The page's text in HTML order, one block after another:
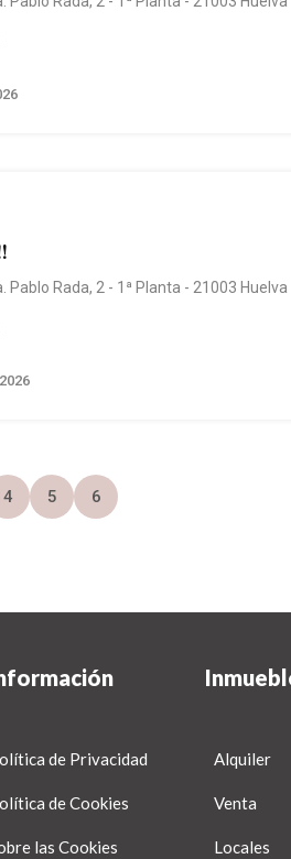
Pablo Rada, 2 - 1ª Planta - 21003 Huelva
4 5 6
de Privacidad
de Cookies
las Cookies
Alquiler
Venta
Locales